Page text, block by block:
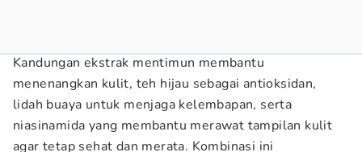
Kandungan ekstrak mentimun membantu
menenangkan kulit, teh hijau sebagai antioksidan,
lidah buaya untuk menjaga kelembapan, serta
niasinamida yang membantu merawat tampilan kulit
agar tetap sehat dan merata. Kombinasi ini